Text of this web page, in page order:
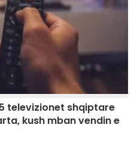
televizionet shqiptare
kush mban vendin e